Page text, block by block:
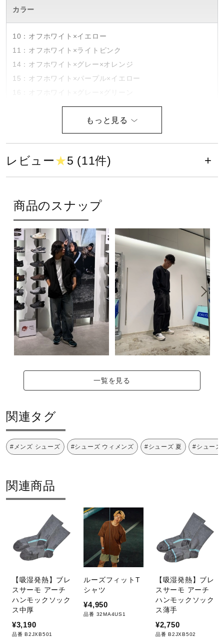
ジュニア／キッズ
メディカル
コラボ／ライセンス
セール
サポート
直営店一覧
取扱店一覧
カラー
10：オフホワイト×イエロー
11：オフホワイト×ライトピンク
14：オフホワイト×グレー×オレンジ
15：オフホワイト×パープル×イエロー
17：オフホワイト×ベージュ×ネイビー
甲材：合成繊維×天然皮革×人工皮革
原産国
質量
約320g（27.0cm片方）
インソール
取り外し不可
材料：
素材を使用。
発売シーズン
14）15）16）17）2024年秋冬
10）11）2024年春夏
レビュー★5 (11件)
商品のスナップ
一覧を見る
関連タグ
#メンズ シューズ #シューズ ウィメンズ #シューズ 夏 #シューズ
関連商品
【吸湿発熱】ブレ
スサーモ アーチ
ハンモックソック
ス中厚
¥3,190
品番 B2JXB501
ルーズフィットT
シャツ
¥4,950
品番 32MA4US1
【吸湿発熱】ブレ
スサーモ アーチ
ハンモックソック
ス薄手
¥2,750
品番 B2JXB502